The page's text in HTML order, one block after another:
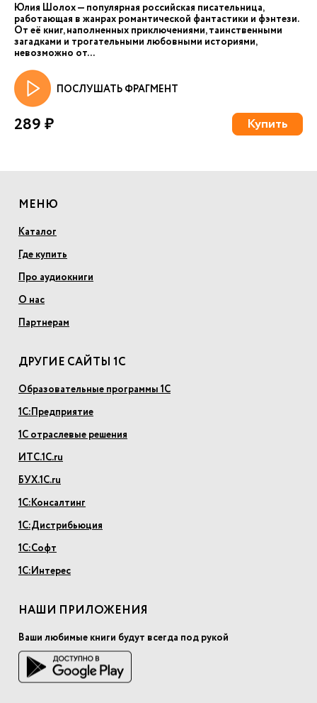
Юлия Шолох — популярная российская писательница,
работающая в жанрах романтической фантастики и фэнтези.
От её книг, наполненных приключениями, таинственными
загадками и трогательными любовными историями,
невозможно от...
ПОСЛУШАТЬ ФРАГМЕНТ
289 ₽ Купить
МЕНЮ
Каталог
Где купить
Про аудиокниги
О нас
Партнерам
ДРУГИЕ САЙТЫ 1С
Образовательные программы 1С
1С:Предприятие
1С отраслевые решения
ИТС.1С.ru
БУХ.1С.ru
1С:Консалтинг
1С:Дистрибьюция
1С:Софт
1С:Интерес
НАШИ ПРИЛОЖЕНИЯ
Ваши любимые книги будут всегда под рукой